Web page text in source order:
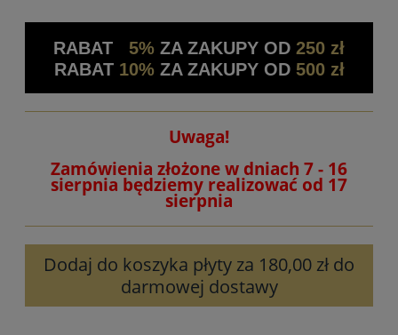
RABAT 5% ZA ZAKUPY OD 250 zł
RABAT 10%ZA ZAKUPY OD 500 zł
Uwaga!
Zamówienia złożone w dniach 7 - 16
sierpnia będziemy realizować od 17
sierpnia
Dodaj do koszyka płyty za 180,00 zł do
darmowej dostawy